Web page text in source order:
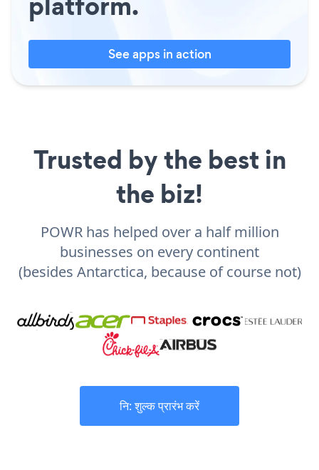
See apps in action
Trusted by the best in
the biz!
POWR has helped over a half million
businesses on every continent
(besides Antarctica, because of course not)
नि: शुल्क प्रारंभ करें